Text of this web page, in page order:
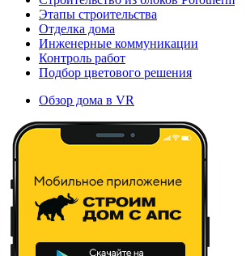
Этапы строительства
Отделка дома
Инженерные коммуникации
Контроль работ
Подбор цветового решения
Обзор дома в VR